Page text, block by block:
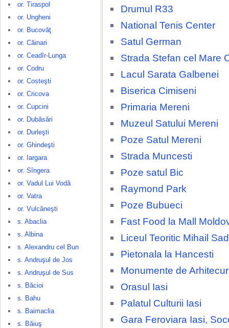
or. Tiraspol
or. Ungheni
or. Bucovăţ
or. Căinari
or. Ceadîr-Lunga
or. Codru
or. Costeşti
or. Cricova
or. Cupcini
or. Dubăsări
or. Durleşti
or. Ghindeşti
or. Iargara
or. Sîngera
or. Vadul Lui Vodă
or. Vatra
or. Vulcăneşti
s. Abaclia
s. Albina
s. Alexandru cel Bun
s. Andruşul de Jos
s. Andruşul de Sus
s. Băcioi
s. Bahu
s. Baimaclia
s. Băiuş
Drumul R33
National Tenis Center
Satul German
Strada Stefan cel Mare
Lacul Sarata Galbenei
Biserica Cimiseni
Primaria Mereni
Muzeul Satului Mereni
Poze Satul Mereni
Strada Muncesti
Poze satul Bic
Raymond Park
Poze Bubueci
Fast Food la Mall
Liceul Teoritic Mihail
Pietonala la Hancesti
Monumente de
Orasul Iasi
Palatul Culturii Iasi
Gara Feroviara Iasi,